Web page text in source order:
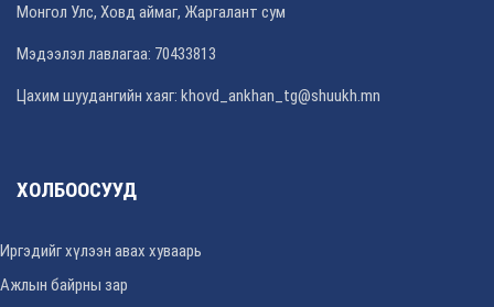
Монгол Улс, Ховд аймаг, Жаргалант сум
Мэдээлэл лавлагаа: 70433813
Цахим шуудангийн хаяг: khovd_ankhan_tg@shuukh.mn
ХОЛБООСУУД
Иргэдийг хүлээн авах хуваарь
Ажлын байрны зар